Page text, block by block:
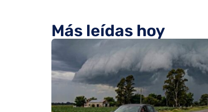
Más leídas hoy